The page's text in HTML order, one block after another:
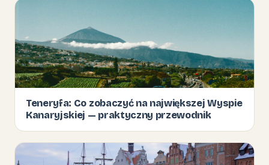
Teneryfa: Co zobaczyć na największej Wyspie
Kanaryjskiej — praktyczny przewodnik